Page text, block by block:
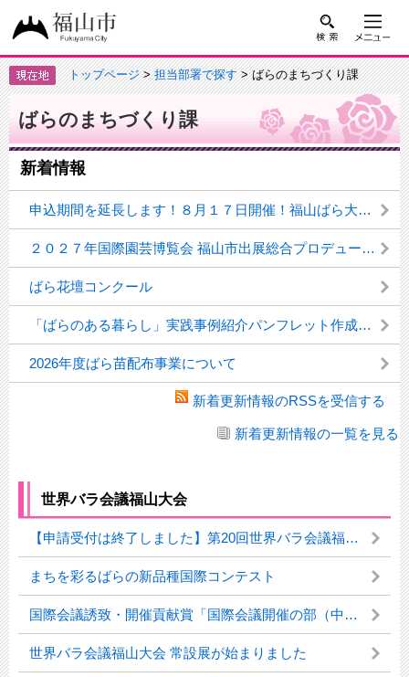
トップページ>担当部署で探す> ばらのまちづくり課
ばらのまちづくり課
新着情報
申込期間を延長します！８月１７日開催！福山ばら大学公開講座の受講生募集！
２０２７年国際園芸博覧会 福山市出展総合プロデュース・広報業務に係るプロポーザルの実施について
ばら花壇コンクール
「ばらのある暮らし」実践事例紹介パンフレット作成業務に係るプロポーザルの実施について
2026年度ばら苗配布事業について
新着更新情報のRSSを受信する
新着更新情報の一覧を見る
世界バラ会議福山大会
【申請受付は終了しました】第20回世界バラ会議福山大会2025及びRose Expo Fukuyama 2025 ロゴの利用について
まちを彩るばらの新品種国際コンテスト
国際会議誘致・開催貢献賞「国際会議開催の部（中小規模会議部門）」を受賞！
世界バラ会議福山大会 常設展が始まりました